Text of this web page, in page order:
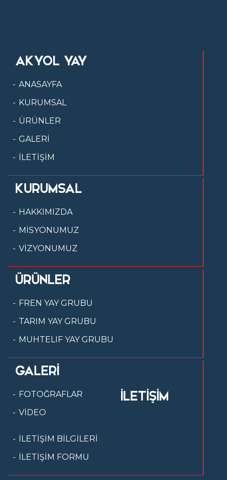
AKYOL YAY
ANASAYFA
KURUMSAL
ÜRÜNLER
GALERİ
İLETİŞİM
KURUMSAL
HAKKIMIZDA
MİSYONUMUZ
VİZYONUMUZ
ÜRÜNLER
FREN YAY GRUBU
TARIM YAY GRUBU
MUHTELIF YAY GRUBU
GALERİ
FOTOĞRAFLAR
VİDEO
İLETİŞİM
İLETİŞİM BİLGİLERİ
İLETİŞİM FORMU